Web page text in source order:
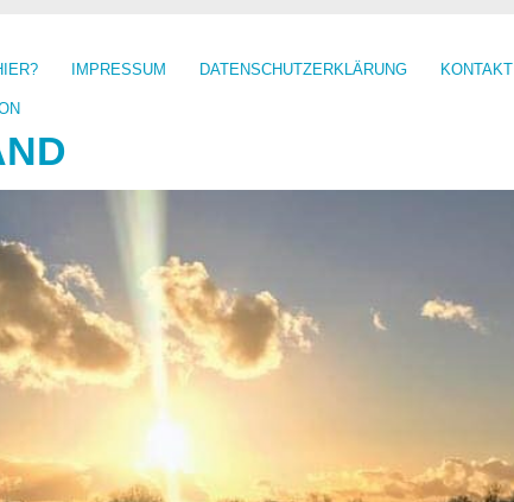
IMPRESSUM DATENSCHUTZERKLÄRUNG KONTAKT